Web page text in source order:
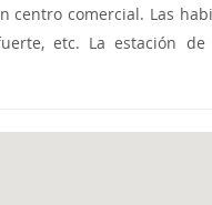
centro comercial. Las
etc. La estación